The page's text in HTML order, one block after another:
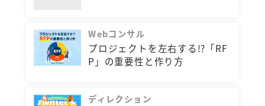
Webコンサル
プロジェクトを左右する!?「RF
P」の重要性と作り方
ディレクション